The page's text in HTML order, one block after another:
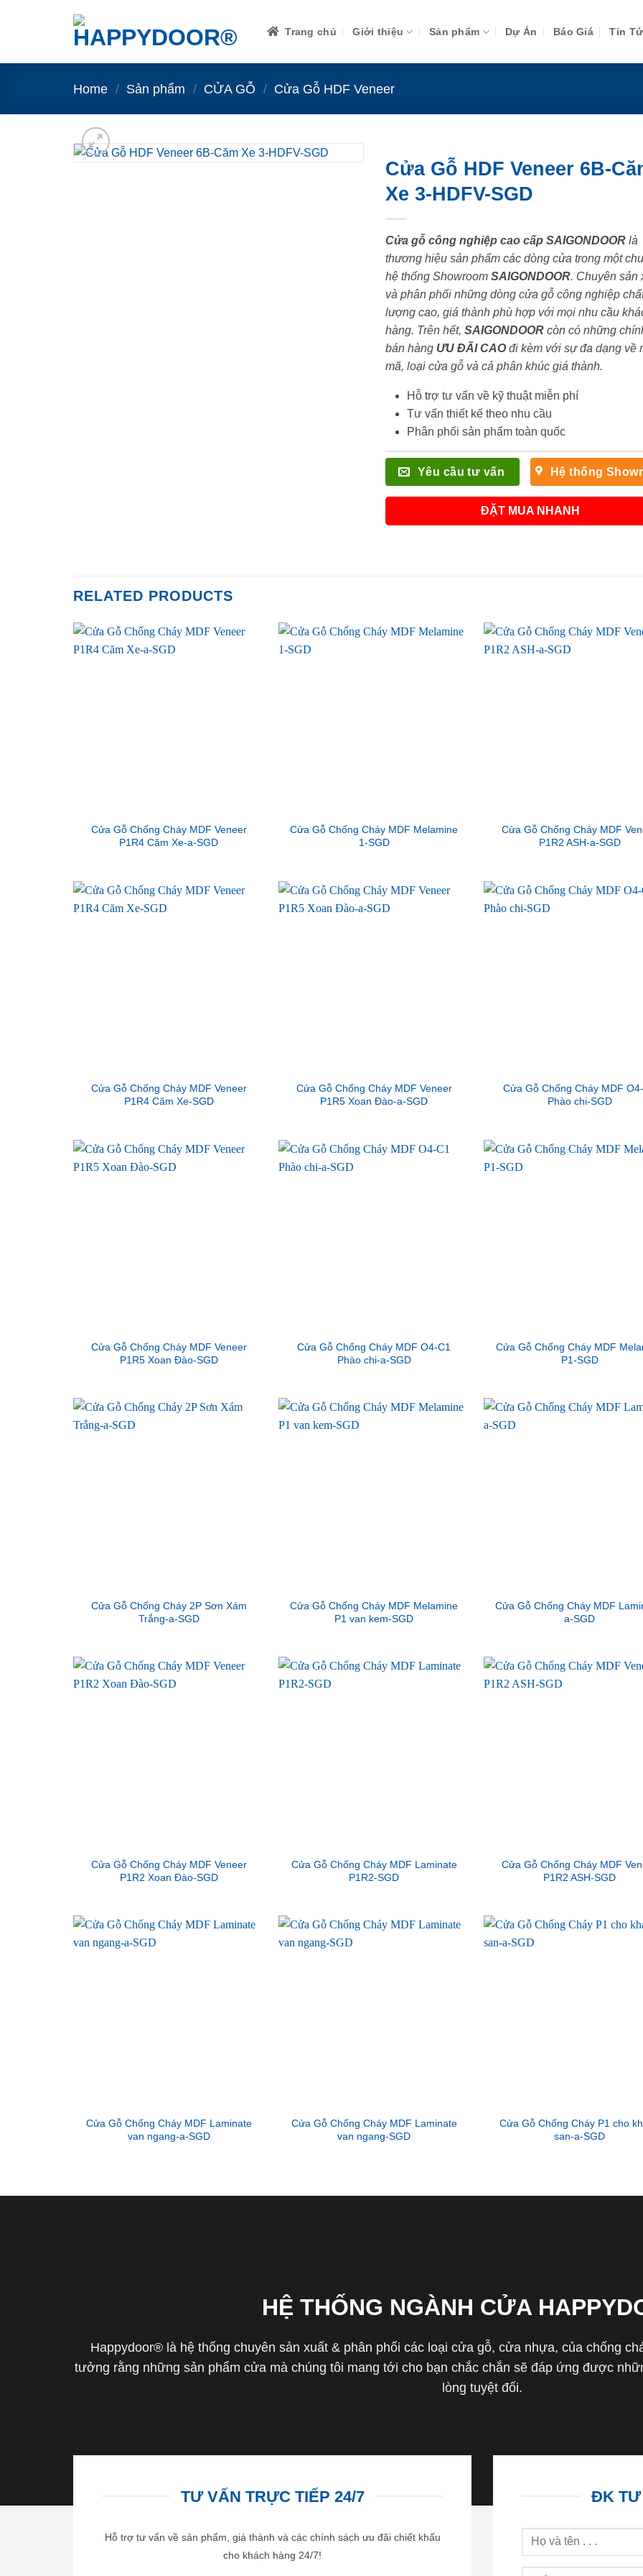
Trang chủ Giới thiệu Sản phẩm Dự Án Báo Giá Tin
Home / Sản phẩm / CỬA GỖ / Cửa Gỗ HDF Veneer
Cửa Gỗ HDF Veneer 6B-
Xe 3-HDFV-SGD
Cửa gỗ công nghiệp cao cấp SAIGONDOORlà
thương hiệu sản phẩm các dòng cửa trong một
hệ thống Showroom SAIGONDOOR. Chuyên sản
và phân phối những dòng cửa gỗ công nghiệp
lượng cao, giá thành phù hợp với mọi nhu cầu
hàng. Trên hết, SAIGONDOORcòn có những
bán hàng ƯU ĐÃI CAOđi kèm với sự đa dạng về
mã, loại cửa gỗ và cả phân khúc giá thành.
Hỗ trợ tư vấn về kỹ thuật miễn phí
Tư vấn thiết kế theo nhu cầu
Phân phối sản phẩm toàn quốc
Yêu cầu tư vấn Hệ thống
ĐẶT MUA NHANH
RELATED PRODUCTS
Cửa Gỗ Chống Cháy MDF Veneer
P1R4 Căm Xe-a-SGD
Cửa Gỗ Chống Cháy MDF Melamine
1-SGD
Cửa Gỗ Chống Cháy MDF
P1R2 ASH-a-SGD
Cửa Gỗ Chống Cháy MDF Veneer
P1R4 Căm Xe-SGD
Cửa Gỗ Chống Cháy MDF Veneer
P1R5 Xoan Đào-a-SGD
Cửa Gỗ Chống Cháy MDF
Phào chi-SGD
Cửa Gỗ Chống Cháy MDF Veneer
P1R5 Xoan Đào-SGD
Cửa Gỗ Chống Cháy MDF O4-C1
Phào chi-a-SGD
Cửa Gỗ Chống Cháy MDF
P1-SGD
Cửa Gỗ Chống Cháy 2P Sơn Xám
Trắng-a-SGD
Cửa Gỗ Chống Cháy MDF Melamine
P1 van kem-SGD
Cửa Gỗ Chống Cháy MDF
a-SGD
Cửa Gỗ Chống Cháy MDF Veneer
P1R2 Xoan Đào-SGD
Cửa Gỗ Chống Cháy MDF Laminate
P1R2-SGD
Cửa Gỗ Chống Cháy MDF
P1R2 ASH-SGD
Cửa Gỗ Chống Cháy MDF Laminate
van ngang-a-SGD
Cửa Gỗ Chống Cháy MDF Laminate
van ngang-SGD
Cửa Gỗ Chống Cháy P1 cho
san-a-SGD
HỆ THỐNG NGÀNH CỬA
Happydoor® là hệ thống chuyên sản xuất & phân phối các loại cửa gỗ, cửa nhựa, của chống
tưởng rằng những sản phẩm cửa mà chúng tôi mang tới cho bạn chắc chắn sẽ đáp ứng được
lòng tuyệt đối.
TƯ VẤN TRỰC TIẾP 24/7
Hỗ trợ tư vấn về sản phẩm, giá thành và các chính sách ưu đãi chiết khấu
cho khách hàng 24/7!
ĐK TƯ